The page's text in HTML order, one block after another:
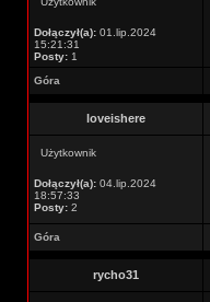
Dołączył(a): 01.lip.2024
15:21:31
Posty: 1
Góra
loveishere
Użytkownik
Dołączył(a): 04.lip.2024
18:57:33
Posty: 2
Góra
rycho31